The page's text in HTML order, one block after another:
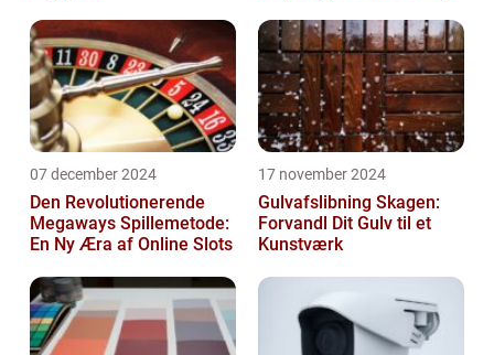
07 december 2024
Den Revolutionerende
Megaways Spillemetode:
En Ny Æra af Online Slots
17 november 2024
Gulvafslibning Skagen:
Forvandl Dit Gulv til et
Kunstværk